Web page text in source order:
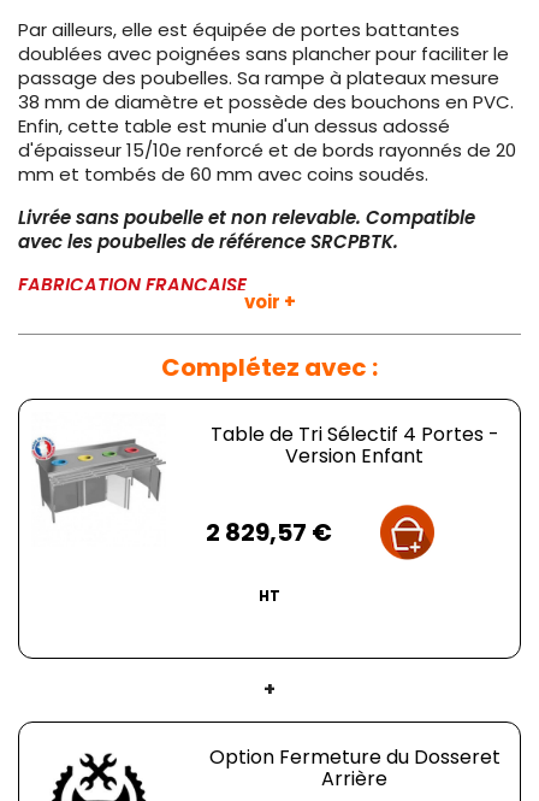
Par ailleurs, elle est équipée de portes battantes
doublées avec poignées sans plancher pour faciliter le
passage des poubelles. Sa rampe à plateaux mesure
38 mm de diamètre et possède des bouchons en PVC.
Enfin, cette table est munie d'un dessus adossé
d'épaisseur 15/10e renforcé et de bords rayonnés de 20
mm et tombés de 60 mm avec coins soudés.
Livrée sans poubelle et non relevable. Compatible
avec les poubelles de référence SRCPBTK.
FABRICATION FRANÇAISE
Plus d'informations :
L 2000 x P 700 x H 720 mm
Hauteur utile: 540 mm
Diamètre maximale par poubelle : 400 mm
Dessus épaisseur
15/10e
Bords rayonnés
Pieds :
38 mm de diamètre
Poids :
57 kg
voir +
Complétez avec :
Table de Tri Sélectif 4 Portes -
Version Enfant
2 829,57 €
HT
+
Option Fermeture du Dosseret
Arrière